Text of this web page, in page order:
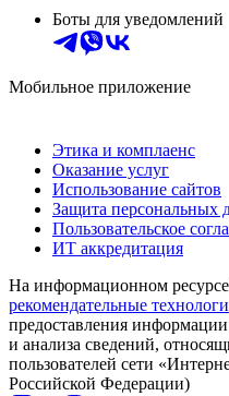
Боты для уведомлений
Мобильное приложение
Этика и комплаенс
Оказание услуг
Использование сайтов
Защита персональных
Пользовательское
ИТ аккредитация
На информационном
рекомендательные
предоставления
и анализа сведений,
пользователей сети
Российской Федерации)